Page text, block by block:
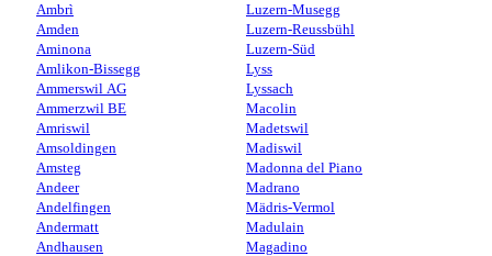
Ambrì
Amden
Aminona
Amlikon-Bissegg
Ammerswil AG
Ammerzwil BE
Amriswil
Amsoldingen
Amsteg
Andeer
Andelfingen
Andermatt
Andhausen
Luzern-Musegg
Luzern-Reussbühl
Luzern-Süd
Lyss
Lyssach
Macolin
Madetswil
Madiswil
Madonna del Piano
Madrano
Mädris-Vermol
Madulain
Magadino